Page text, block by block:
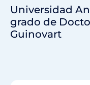
Universidad
grado de
Guinovart